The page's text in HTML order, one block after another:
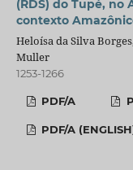
(RDS) do Tupé, no
contexto
Heloísa da Silva
Muller
1253-1266
PDF/A
PDF/A